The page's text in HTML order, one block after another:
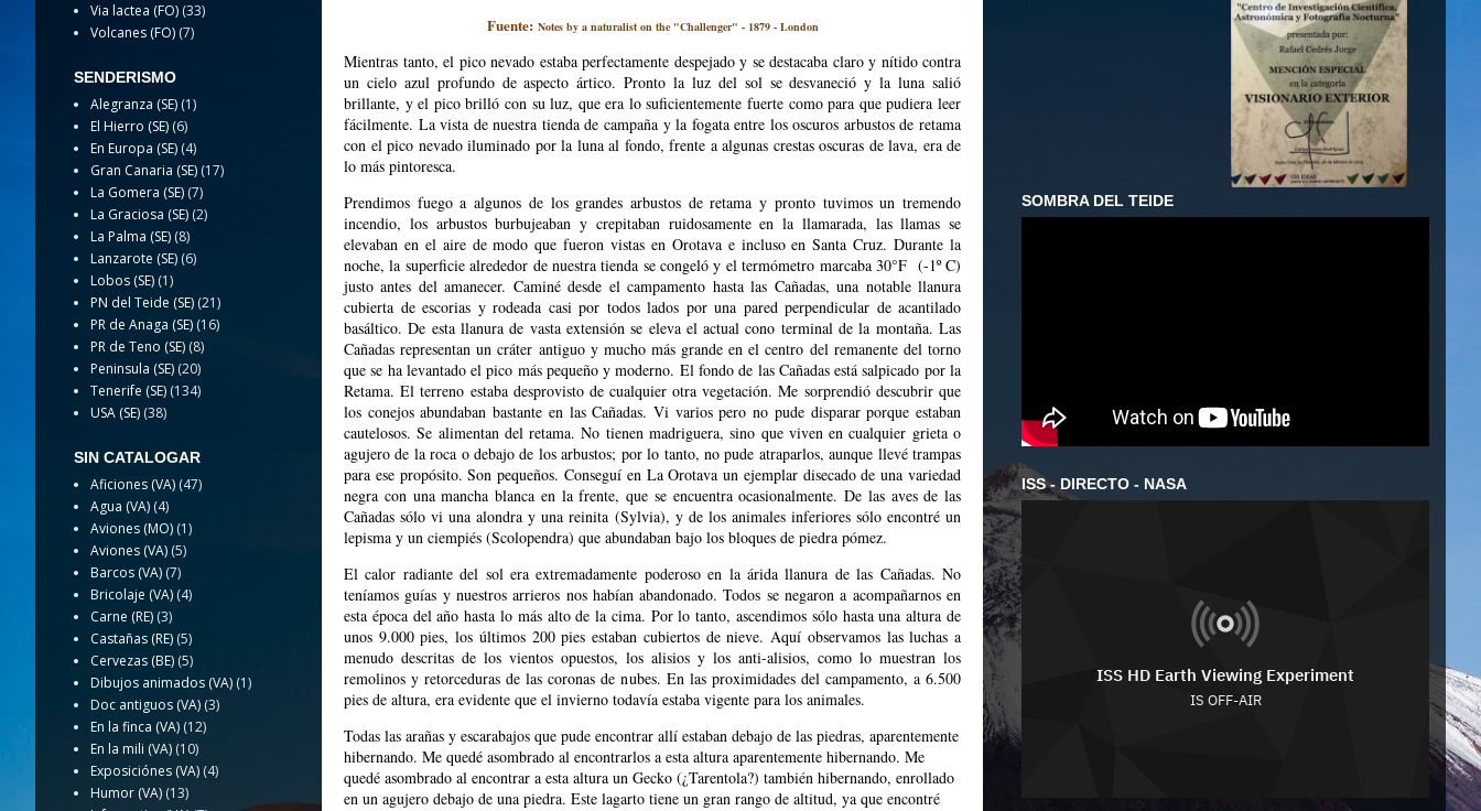
Fuente: Notes by a naturalist on the "Challenger" - 1879 - London
Mientras tanto, el pico nevado estaba perfectamente despejado y se destacaba claro y nítido contra
un cielo azul profundo de aspecto ártico. Pronto la luz del sol se desvaneció y la luna salió
brillante, y el pico brilló con su luz, que era lo suficientemente fuerte como para que pudiera leer
fácilmente. La vista de nuestra tienda de campaña y la fogata entre los oscuros arbustos de retama
con el pico nevado iluminado por la luna al fondo, frente a algunas crestas oscuras de lava, era de
lo más pintoresca.
Prendimos fuego a algunos de los grandes arbustos de retama y pronto tuvimos un tremendo
incendio, los arbustos burbujeaban y crepitaban ruidosamente en la llamarada, las llamas se
elevaban en el aire de modo que fueron vistas en Orotava e incluso en Santa Cruz. Durante la
noche, la superficie alrededor de nuestra tienda se congeló y el termómetro marcaba 30°F (-1º C)
justo antes del amanecer. Caminé desde el campamento hasta las Cañadas, una notable llanura
cubierta de escorias y rodeada casi por todos lados por una pared perpendicular de acantilado
basáltico. De esta llanura de vasta extensión se eleva el actual cono terminal de la montaña. Las
Cañadas representan un cráter antiguo y mucho más grande en el centro del remanente del torno
que se ha levantado el pico más pequeño y moderno. El fondo de las Cañadas está salpicado por la
Retama. El terreno estaba desprovisto de cualquier otra vegetación. Me sorprendió descubrir que
los conejos abundaban bastante en las Cañadas. Vi varios pero no pude disparar porque estaban
cautelosos. Se alimentan del retama. No tienen madriguera, sino que viven en cualquier grieta o
agujero de la roca o debajo de los arbustos; por lo tanto, no pude atraparlos, aunque llevé trampas
para ese propósito. Son pequeños. Conseguí en La Orotava un ejemplar disecado de una variedad
negra con una mancha blanca en la frente, que se encuentra ocasionalmente. De las aves de las
Cañadas sólo vi una alondra y una reinita (Sylvia), y de los animales inferiores sólo encontré un
lepisma y un ciempiés (Scolopendra) que abundaban bajo los bloques de piedra pómez.
El calor radiante del sol era extremadamente poderoso en la árida llanura de las Cañadas. No
teníamos guías y nuestros arrieros nos habían abandonado. Todos se negaron a acompañarnos en
esta época del año hasta lo más alto de la cima. Por lo tanto, ascendimos sólo hasta una altura de
unos 9.000 pies, los últimos 200 pies estaban cubiertos de nieve. Aquí observamos las luchas a
menudo descritas de los vientos opuestos, los alisios y los anti-alisios, como lo muestran los
remolinos y retorceduras de las coronas de nubes. En las proximidades del campamento, a 6.500
pies de altura, era evidente que el invierno todavía estaba vigente para los animales.
Todas las arañas y escarabajos que pude encontrar allí estaban debajo de las piedras, aparentemente
hibernando. Me quedé asombrado al encontrarlos a esta altura aparentemente hibernando. Me
quedé asombrado al encontrar a esta altura un Gecko (¿Tarentola?) también hibernando, enrollado
en un agujero debajo de una piedra. Este lagarto tiene un gran rango de altitud, ya que encontré
Via lactea (FO) (33)
Volcanes (FO) (7)
SENDERISMO
Alegranza (SE) (1)
El Hierro (SE) (6)
En Europa (SE) (4)
Gran Canaria (SE) (17)
La Gomera (SE) (7)
La Graciosa (SE) (2)
La Palma (SE) (8)
Lanzarote (SE) (6)
Lobos (SE) (1)
PN del Teide (SE) (21)
PR de Anaga (SE) (16)
PR de Teno (SE) (8)
Peninsula (SE) (20)
Tenerife (SE) (134)
USA (SE) (38)
SIN CATALOGAR
Aficiones (VA) (47)
Agua (VA) (4)
Aviones (MO) (1)
Aviones (VA) (5)
Barcos (VA) (7)
Bricolaje (VA) (4)
Carne (RE) (3)
Castañas (RE) (5)
Cervezas (BE) (5)
Dibujos animados (VA) (1)
Doc antiguos (VA) (3)
En la finca (VA) (12)
En la mili (VA) (10)
Exposiciónes (VA) (4)
Humor (VA) (13)
SOMBRA DEL TEIDE
ISS - DIRECTO - NASA